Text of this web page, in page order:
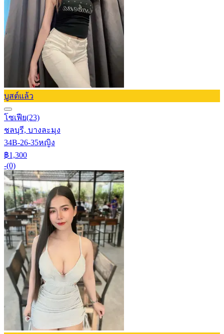
บูสต์แล้ว
โซเฟีย(23)
ชลบุรี, บางละมุง
34B-26-35หญิง
฿1,300
-(0)